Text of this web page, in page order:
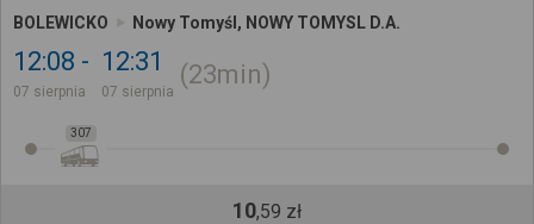
BOLEWICKO Nowy Tomyśl, NOWY TOMYSL D.A.
12:08
07 sierpnia
12:31
07 sierpnia
23min
307
10,59 zł